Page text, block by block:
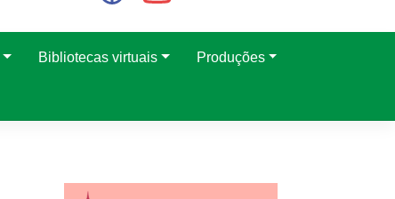
Bibliotecas virtuais Produções